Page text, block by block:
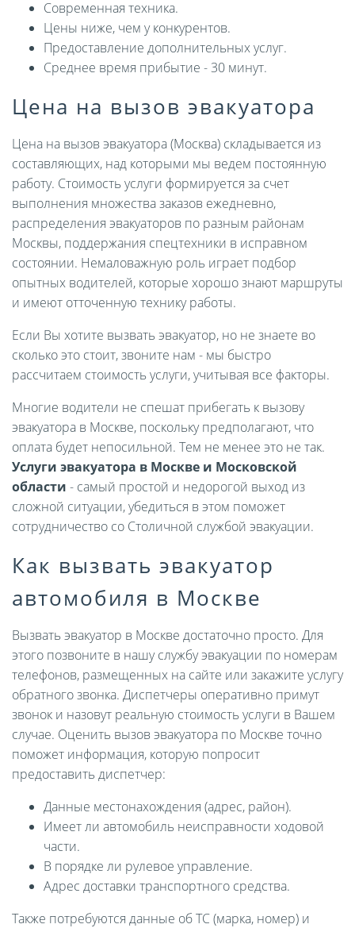
Современная техника.
Цены ниже, чем у конкурентов.
Предоставление дополнительных услуг.
Среднее время прибытие - 30 минут.
Цена на вызов эвакуатора
Цена на вызов эвакуатора (Москва) складывается из
составляющих, над которыми мы ведем постоянную
работу. Стоимость услуги формируется за счет
выполнения множества заказов ежедневно,
распределения эвакуаторов по разным районам
Москвы, поддержания спецтехники в исправном
состоянии. Немаловажную роль играет подбор
опытных водителей, которые хорошо знают маршруты
и имеют отточенную технику работы.
Если Вы хотите вызвать эвакуатор, но не знаете во
сколько это стоит, звоните нам - мы быстро
рассчитаем стоимость услуги, учитывая все факторы.
Многие водители не спешат прибегать к вызову
эвакуатора в Москве, поскольку предполагают, что
оплата будет непосильной. Тем не менее это не так.
Услуги эвакуатора в Москве и Московской
области - самый простой и недорогой выход из
сложной ситуации, убедиться в этом поможет
сотрудничество со Столичной службой эвакуации.
Как вызвать эвакуатор
автомобиля в Москве
Вызвать эвакуатор в Москве достаточно просто. Для
этого позвоните в нашу службу эвакуации по номерам
телефонов, размещенных на сайте или закажите услугу
обратного звонка. Диспетчеры оперативно примут
звонок и назовут реальную стоимость услуги в Вашем
случае. Оценить вызов эвакуатора по Москве точно
поможет информация, которую попросит
предоставить диспетчер:
Данные местонахождения (адрес, район).
Имеет ли автомобиль неисправности ходовой
части.
В порядке ли рулевое управление.
Адрес доставки транспортного средства.
Также потребуются данные об ТС (марка, номер) и